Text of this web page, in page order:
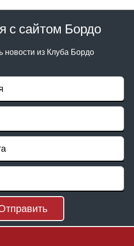
с сайтом Бордо
новости из Клуба Бордо